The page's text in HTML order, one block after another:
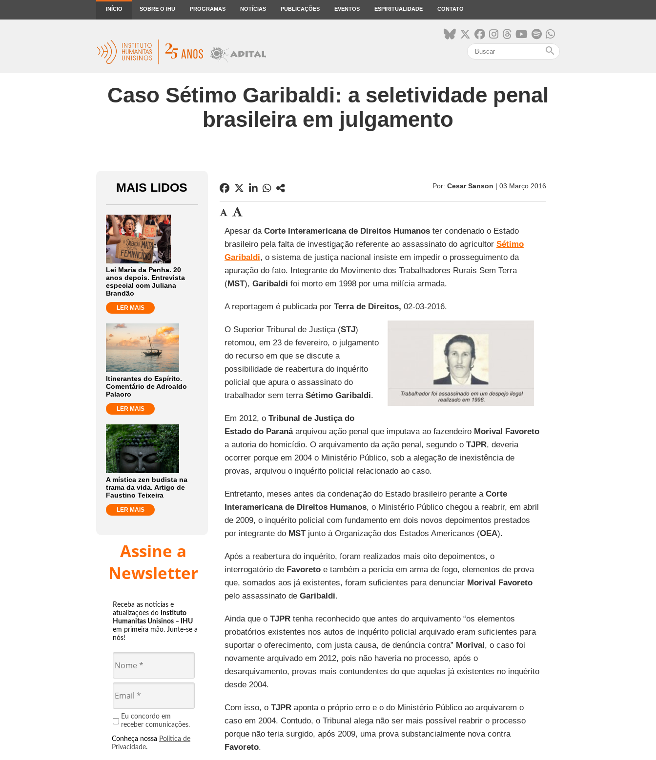
INÍCIO SOBRE O IHU PROGRAMAS NOTÍCIAS PUBLICAÇÕES EVENTOS ESPIRITUALIDADE CONTATO
search
Caso Sétimo Garibaldi: a seletividade penal
brasileira em julgamento
MAIS LIDOS
Lei Maria da Penha. 20
anos depois. Entrevista
especial com Juliana
Brandão
LER MAIS
Itinerantes do Espírito.
Comentário de Adroaldo
Palaoro
LER MAIS
A mística zen budista na
trama da vida. Artigo de
Faustino Teixeira
LER MAIS
Assine a
Newsletter
Receba as notícias e
atualizações do Instituto
Humanitas Unisinos – IHU
em primeira mão. Junte-se a
nós!
Eu concordo em
receber comunicações.
Conheça nossa Política de
Privacidade.
Por: Cesar Sanson | 03 Março 2016
Apesar da Corte Interamericana de Direitos Humanoster condenado o Estado
brasileiro pela falta de investigação referente ao assassinato do agricultor Sétimo
Garibaldi, o sistema de justiça nacional insiste em impedir o prosseguimento da
apuração do fato. Integrante do Movimento dos Trabalhadores Rurais Sem Terra
(MST), Garibaldi foi morto em 1998 por uma milícia armada.
A reportagem é publicada por Terra de Direitos, 02-03-2016.
O Superior Tribunal de Justiça (STJ)
retomou, em 23 de fevereiro, o julgamento
do recurso em que se discute a
possibilidade de reabertura do inquérito
policial que apura o assassinato do
trabalhador sem terra Sétimo Garibaldi.
Em 2012, o Tribunal de Justiça do
Estado do Paranáarquivou ação penal que imputava ao fazendeiro Morival Favoreto
a autoria do homicídio. O arquivamento da ação penal, segundo o TJPR, deveria
ocorrer porque em 2004 o Ministério Público, sob a alegação de inexistência de
provas, arquivou o inquérito policial relacionado ao caso.
Entretanto, meses antes da condenação do Estado brasileiro perante a Corte
Interamericana de Direitos Humanos, o Ministério Público chegou a reabrir, em abril
de 2009, o inquérito policial com fundamento em dois novos depoimentos prestados
por integrante do MSTjunto à Organização dos Estados Americanos (OEA).
Após a reabertura do inquérito, foram realizados mais oito depoimentos, o
interrogatório de Favoretoe também a perícia em arma de fogo, elementos de prova
que, somados aos já existentes, foram suficientes para denunciar Morival Favoreto
pelo assassinato de Garibaldi.
Ainda que o TJPRtenha reconhecido que antes do arquivamento “os elementos
probatórios existentes nos autos de inquérito policial arquivado eram suficientes para
suportar o oferecimento, com justa causa, de denúncia contra” Morival, o caso foi
novamente arquivado em 2012, pois não haveria no processo, após o
desarquivamento, provas mais contundentes do que aquelas já existentes no inquérito
desde 2004.
Com isso, o TJPRaponta o próprio erro e o do Ministério Público ao arquivarem o
caso em 2004. Contudo, o Tribunal alega não ser mais possível reabrir o processo
porque não teria surgido, após 2009, uma prova substancialmente nova contra
Favoreto.